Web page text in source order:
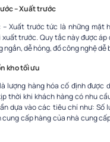
– Xuất trước
Xuất trước tức là những mặt
trước. Quy tắc này được áp
ngắn, dễ hỏng, đồ công nghệ dễ
kho tối ưu
lượng hàng hóa cố định được
thời khi khách hàng có nhu
dựa vào các tiêu chí như: Số
cấp hàng của nhà cung